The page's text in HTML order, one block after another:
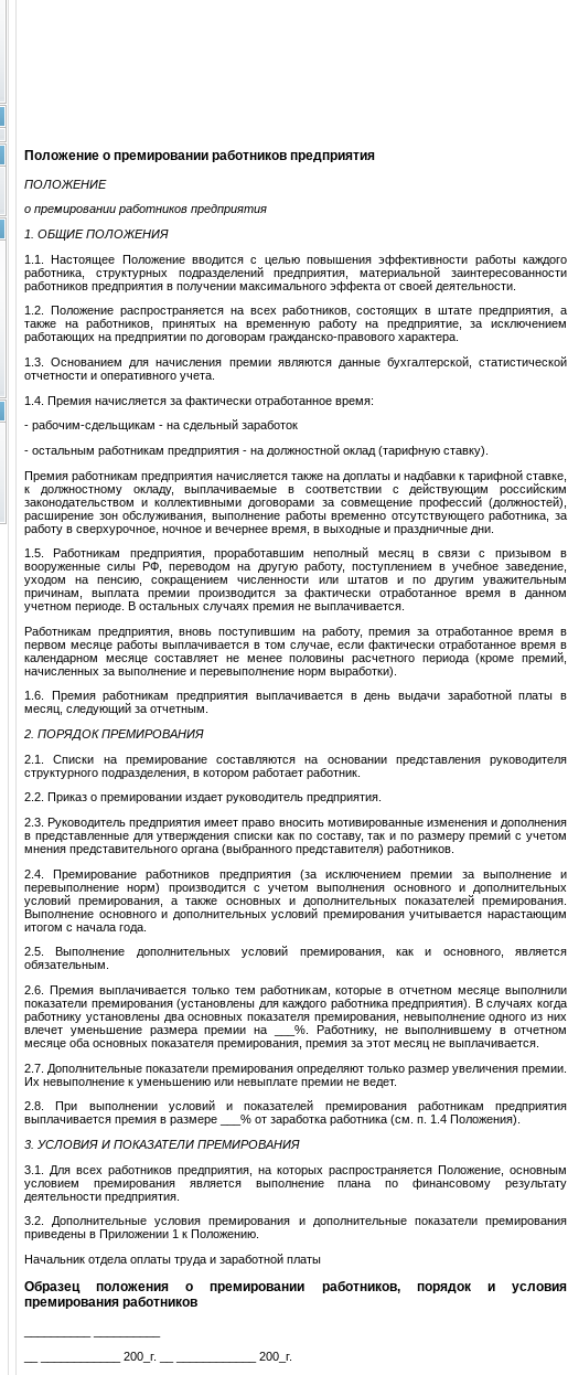
Положение о премировании работников предприятия
ПОЛОЖЕНИЕ
о премировании работников предприятия
1. ОБЩИЕ ПОЛОЖЕНИЯ
1.1. Настоящее Положение вводится с целью повышения эффективности работы каждого
работника, структурных подразделений предприятия, материальной заинтересованности
работников предприятия в получении максимального эффекта от своей деятельности.
1.2. Положение распространяется на всех работников, состоящих в штате предприятия, а
также на работников, принятых на временную работу на предприятие, за исключением
работающих на предприятии по договорам гражданско-правового характера.
1.3. Основанием для начисления премии являются данные бухгалтерской, статистической
отчетности и оперативного учета.
1.4. Премия начисляется за фактически отработанное время:
- рабочим-сдельщикам - на сдельный заработок
- остальным работникам предприятия - на должностной оклад (тарифную ставку).
Премия работникам предприятия начисляется также на доплаты и надбавки к тарифной ставке,
к должностному окладу, выплачиваемые в соответствии с действующим российским
законодательством и коллективными договорами за совмещение профессий (должностей),
расширение зон обслуживания, выполнение работы временно отсутствующего работника, за
работу в сверхурочное, ночное и вечернее время, в выходные и праздничные дни.
1.5. Работникам предприятия, проработавшим неполный месяц в связи с призывом в
вооруженные силы РФ, переводом на другую работу, поступлением в учебное заведение,
уходом на пенсию, сокращением численности или штатов и по другим уважительным
причинам, выплата премии производится за фактически отработанное время в данном
учетном периоде. В остальных случаях премия не выплачивается.
Работникам предприятия, вновь поступившим на работу, премия за отработанное время в
первом месяце работы выплачивается в том случае, если фактически отработанное время в
календарном месяце составляет не менее половины расчетного периода (кроме премий,
начисленных за выполнение и перевыполнение норм выработки).
1.6. Премия работникам предприятия выплачивается в день выдачи заработной платы в
месяц, следующий за отчетным.
2. ПОРЯДОК ПРЕМИРОВАНИЯ
2.1. Списки на премирование составляются на основании представления руководителя
структурного подразделения, в котором работает работник.
2.2. Приказ о премировании издает руководитель предприятия.
2.3. Руководитель предприятия имеет право вносить мотивированные изменения и дополнения
в представленные для утверждения списки как по составу, так и по размеру премий с учетом
мнения представительного органа (выбранного представителя) работников.
2.4. Премирование работников предприятия (за исключением премии за выполнение и
перевыполнение норм) производится с учетом выполнения основного и дополнительных
условий премирования, а также основных и дополнительных показателей премирования.
Выполнение основного и дополнительных условий премирования учитывается нарастающим
итогом с начала года.
2.5. Выполнение дополнительных условий премирования, как и основного, является
обязательным.
2.6. Премия выплачивается только тем работникам, которые в отчетном месяце выполнили
показатели премирования (установлены для каждого работника предприятия). В случаях когда
работнику установлены два основных показателя премирования, невыполнение одного из них
влечет уменьшение размера премии на ___%. Работнику, не выполнившему в отчетном
месяце оба основных показателя премирования, премия за этот месяц не выплачивается.
2.7. Дополнительные показатели премирования определяют только размер увеличения премии.
Их невыполнение к уменьшению или невыплате премии не ведет.
2.8. При выполнении условий и показателей премирования работникам предприятия
выплачивается премия в размере ___% от заработка работника (см. п. 1.4 Положения).
3. УСЛОВИЯ И ПОКАЗАТЕЛИ ПРЕМИРОВАНИЯ
3.1. Для всех работников предприятия, на которых распространяется Положение, основным
условием премирования является выполнение плана по финансовому результату
деятельности предприятия.
3.2. Дополнительные условия премирования и дополнительные показатели премирования
приведены в Приложении 1 к Положению.
Начальник отдела оплаты труда и заработной платы
Образец положения о премировании работников, порядок и условия
премирования работников
__ ____________ 200_г. __ ____________ 200_г.